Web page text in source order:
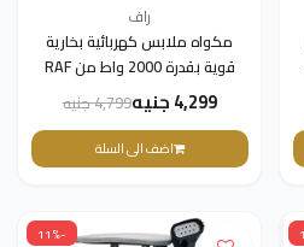
راف
مكواه ملابس كهربائية بخارية
قوية بقدرة 2000 واط من RAF
R.3046G - مكواة بخارية عمودية
مع لوح كي (ضمان 3 سنوات)
4,299 جنيه 4,799 جنيه
اضف الى السلة
-11%